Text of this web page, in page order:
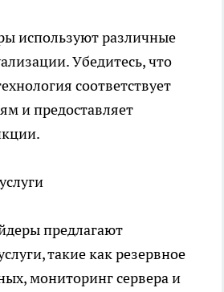
используют различные
Убедитесь, что
соответствует
и предоставляет
предлагают
такие как резервное
мониторинг сервера и